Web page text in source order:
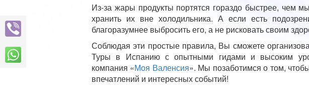
Из-за жары продукты портятся гораздо быстрее, чем
хранить их вне холодильника. А если есть
благоразумнее выбросить его, а не рисковать своим
Соблюдая эти простые правила, Вы сможете
Туры в Испанию с опытными гидами и высоким
компания «Моя Валенсия». Мы позаботимся о том,
впечатлений и интересных событий!